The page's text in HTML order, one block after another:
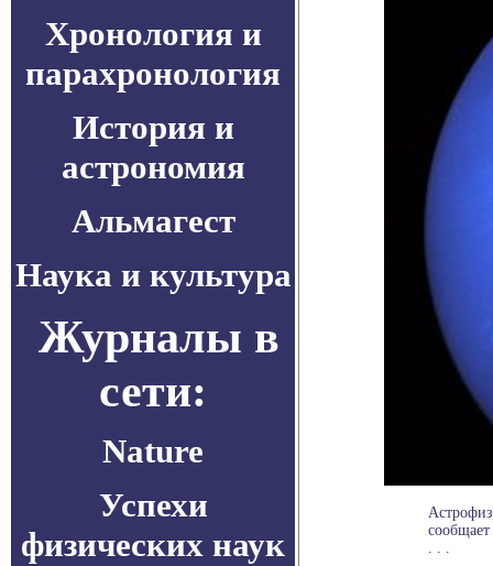
Хронология и
парахронология
История и
астрономия
Альмагест
Наука и культура
Журналы в
сети:
Nature
Успехи
физических наук
. . .